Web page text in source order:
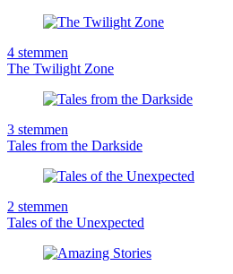
4 stemmen
The Twilight Zone
3 stemmen
Tales from the Darkside
2 stemmen
Tales of the Unexpected